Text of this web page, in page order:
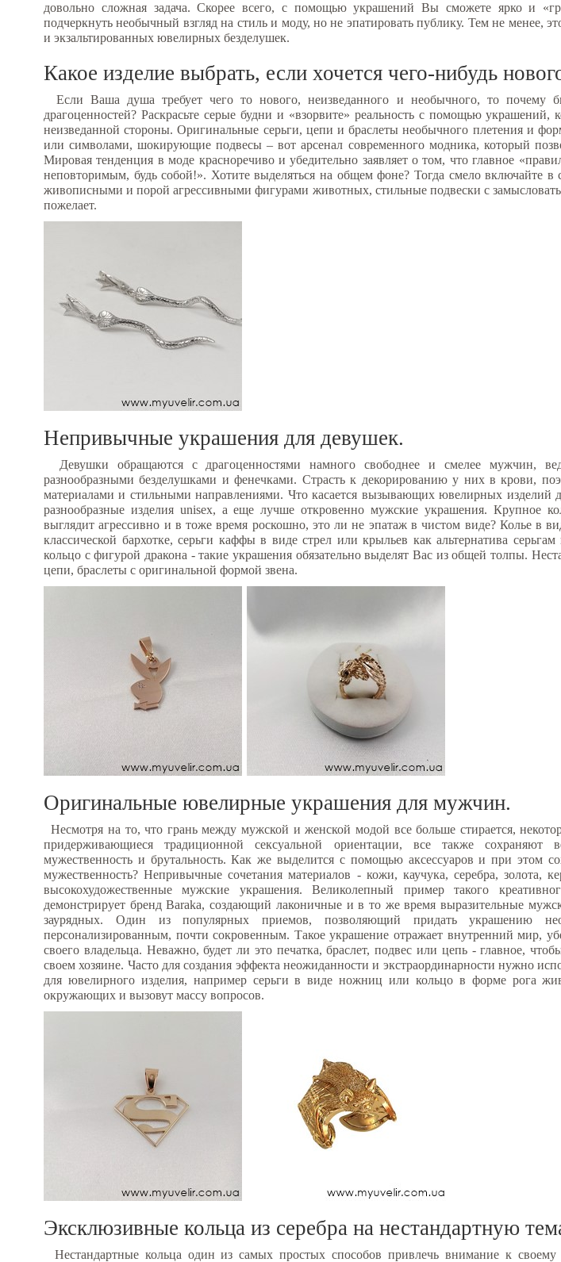
довольно сложная задача. Скорее всего, с помощью украшений Вы сможете ярко и
подчеркнуть необычный взгляд на стиль и моду, но не эпатировать публику. Тем не менее,
и экзальтированных ювелирных безделушек.
Какое изделие выбрать, если хочется чего-нибудь
Если Ваша душа требует чего то нового, неизведанного и необычного, то почему
драгоценностей? Раскрасьте серые будни и «взорвите» реальность с помощью
неизведанной стороны. Оригинальные серьги, цепи и браслеты необычного плетения и
или символами, шокирующие подвесы – вот арсенал современного модника, который
Мировая тенденция в моде красноречиво и убедительно заявляет о том, что главное
неповторимым, будь собой!». Хотите выделяться на общем фоне? Тогда смело включайте в
живописными и порой агрессивными фигурами животных, стильные подвески с
пожелает.
Непривычные украшения для девушек.
Девушки обращаются с драгоценностями намного свободнее и смелее мужчин,
разнообразными безделушками и фенечками. Страсть к декорированию у них в крови,
материалами и стильными направлениями. Что касается вызывающих ювелирных изделий
разнообразные изделия unisex, а еще лучше откровенно мужские украшения. Крупное
выглядит агрессивно и в тоже время роскошно, это ли не эпатаж в чистом виде? Колье в
классической бархотке, серьги каффы в виде стрел или крыльев как альтернатива
кольцо с фигурой дракона - такие украшения обязательно выделят Вас из общей толпы.
цепи, браслеты с оригинальной формой звена.
Оригинальные ювелирные украшения для мужчин.
Несмотря на то, что грань между мужской и женской модой все больше стирается,
придерживающиеся традиционной сексуальной ориентации, все также сохраняют
мужественность и брутальность. Как же выделится с помощью аксессуаров и при этом
мужественность? Непривычные сочетания материалов - кожи, каучука, серебра, золота,
высокохудожественные мужские украшения. Великолепный пример такого
демонстрирует брендBaraka, создающий лаконичные и в то же время выразительные
заурядных. Один из популярных приемов, позволяющий придать украшению
персонализированным, почти сокровенным. Такое украшение отражает внутренний мир,
своего владельца. Неважно, будет ли это печатка, браслет, подвес или цепь - главное,
своем хозяине. Часто длясоздания эффекта неожиданности и экстраординарности нужно
для ювелирного изделия, например серьги в виде ножниц или кольцо в форме рога
окружающих и вызовут массу вопросов.
Эксклюзивные кольца из серебра на нестандартную
Нестандартные кольца один из самых простых способов привлечь внимание к